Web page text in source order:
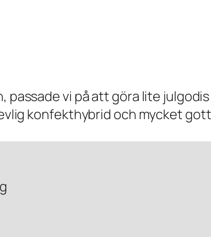
passade vi på att göra lite
konfekthybrid och mycket